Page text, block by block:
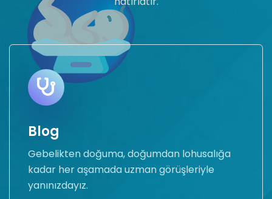
Blog
Gebelikten doğuma, doğumdan lohusalığa
kadar her aşamada uzman görüşleriyle
yanınızdayız.